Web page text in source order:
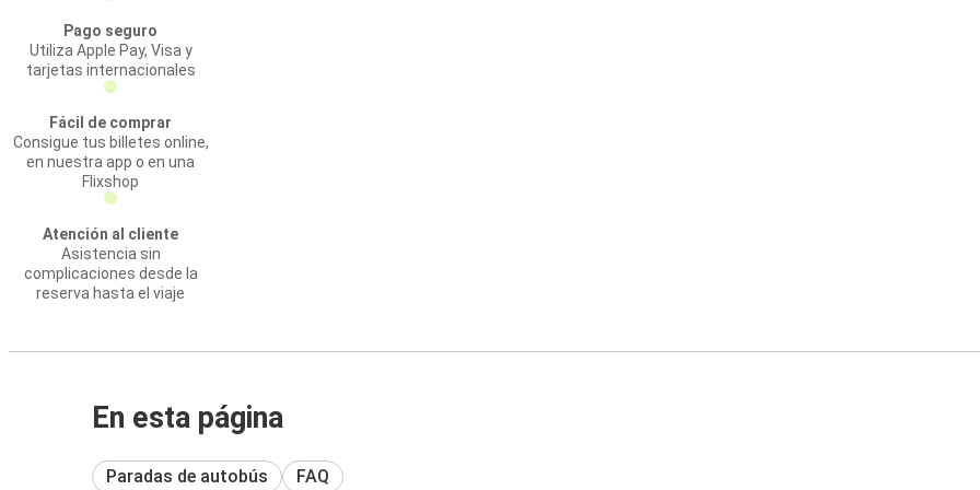
Pago seguro
Utiliza Apple Pay, Visa y
tarjetas internacionales
Fácil de comprar
Consigue tus billetes online,
en nuestra app o en una
Flixshop
Atención al cliente
Asistencia sin
complicaciones desde la
reserva hasta el viaje
En esta página
Paradas de autobús FAQ